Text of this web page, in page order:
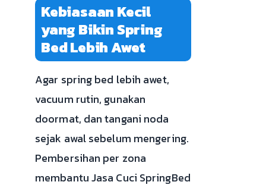
Kebiasaan Kecil
yang Bikin Spring
Bed Lebih Awet
Agar spring bed lebih awet,
vacuum rutin, gunakan
doormat, dan tangani noda
sejak awal sebelum mengering.
Pembersihan per zona
membantu Jasa Cuci SpringBed